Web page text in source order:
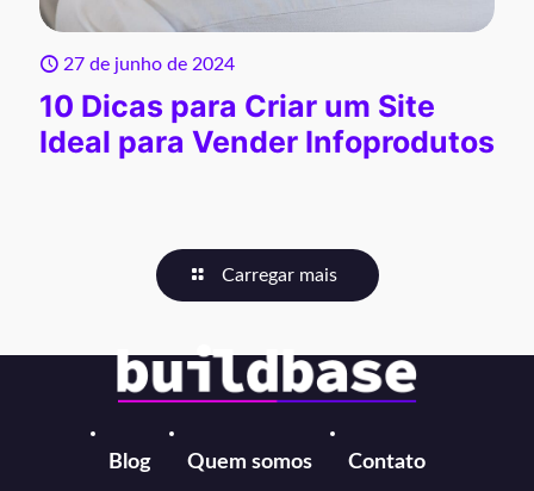
27 de junho de 2024
10 Dicas para Criar um Site
Ideal para Vender Infoprodutos
Carregar mais
Blog Quem somos Contato